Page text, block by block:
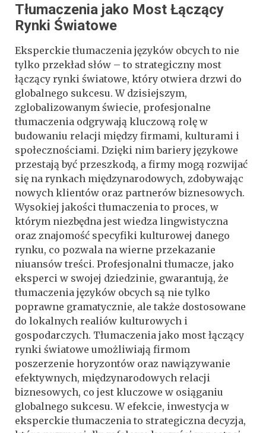
Tłumaczenia jako Most Łączący
Rynki Światowe
Eksperckie tłumaczenia języków obcych to nie
tylko przekład słów – to strategiczny most
łączący rynki światowe, który otwiera drzwi do
globalnego sukcesu. W dzisiejszym,
zglobalizowanym świecie, profesjonalne
tłumaczenia odgrywają kluczową rolę w
budowaniu relacji między firmami, kulturami i
społecznościami. Dzięki nim bariery językowe
przestają być przeszkodą, a firmy mogą rozwijać
się na rynkach międzynarodowych, zdobywając
nowych klientów oraz partnerów biznesowych.
Wysokiej jakości tłumaczenia to proces, w
którym niezbędna jest wiedza lingwistyczna
oraz znajomość specyfiki kulturowej danego
rynku, co pozwala na wierne przekazanie
niuansów treści. Profesjonalni tłumacze, jako
eksperci w swojej dziedzinie, gwarantują, że
tłumaczenia języków obcych są nie tylko
poprawne gramatycznie, ale także dostosowane
do lokalnych realiów kulturowych i
gospodarczych. Tłumaczenia jako most łączący
rynki światowe umożliwiają firmom
poszerzenie horyzontów oraz nawiązywanie
efektywnych, międzynarodowych relacji
biznesowych, co jest kluczowe w osiąganiu
globalnego sukcesu. W efekcie, inwestycja w
eksperckie tłumaczenia to strategiczna decyzja,